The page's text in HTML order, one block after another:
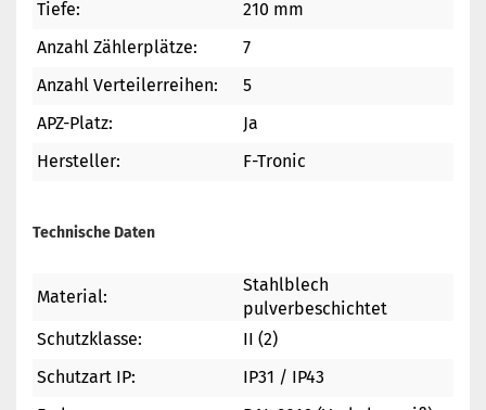
Tiefe:
210 mm
Anzahl Zählerplätze:
7
Anzahl Verteilerreihen:
5
APZ-Platz:
Ja
Hersteller:
F-Tronic
Technische Daten
Material:
Stahlblech
pulverbeschichtet
Schutzklasse:
II (2)
Schutzart IP:
IP31 / IP43